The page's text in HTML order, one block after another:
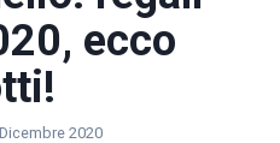
ecco
2020